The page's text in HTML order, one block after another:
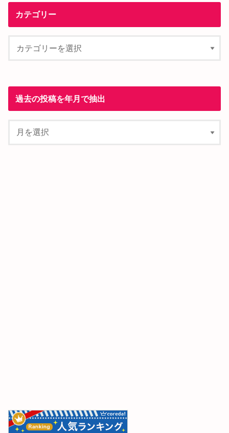
カテゴリー
過去の投稿を年月で抽出